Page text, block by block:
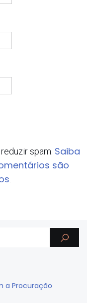
spam. Saiba
são
.
a Procuração